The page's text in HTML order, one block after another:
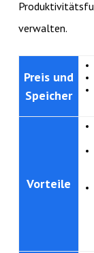
verwalten.
Preis und
Speicher
Vorteile